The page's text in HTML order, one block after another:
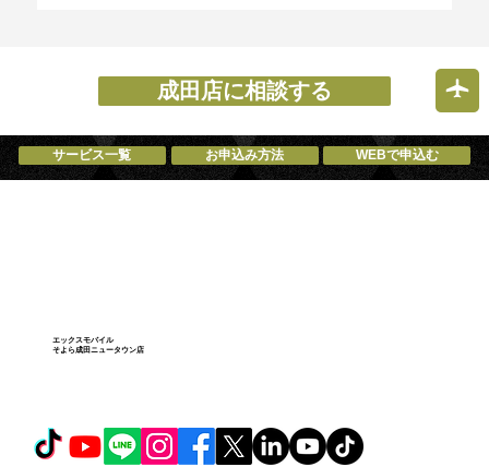
成田店に相談する
サービス一覧 お申込み方法 WEBで申込む
エックスモバイル
そよら成田ニュータウン店